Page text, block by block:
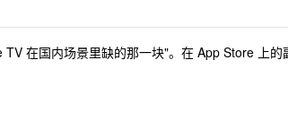
在国内场景里缺的那一块"。在 App Store 上